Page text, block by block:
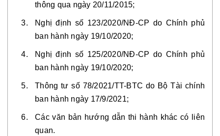
thông qua ngày 20/11/2015;
Nghị định số 123/2020/NĐ-CP do Chính phủ
ban hành ngày 19/10/2020;
Nghị định số 125/2020/NĐ-CP do Chính phủ
ban hành ngày 19/10/2020;
Thông tư số 78/2021/TT-BTC do Bộ Tài chính
ban hành ngày 17/9/2021;
Các văn bản hướng dẫn thi hành khác có liên
quan.